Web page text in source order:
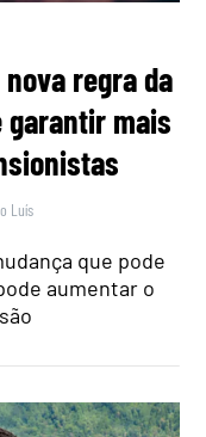
nova regra da
garantir mais
Luís
que pode
aumentar o